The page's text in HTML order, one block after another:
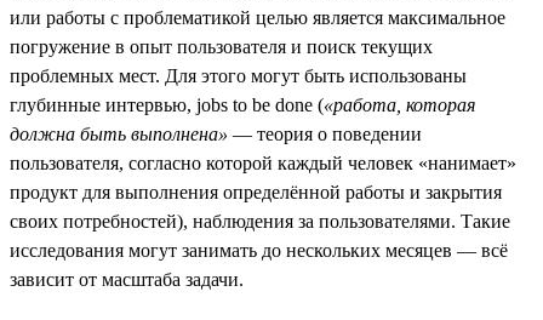
или работы с проблематикой целью является максимальное
погружение в опыт пользователя и поиск текущих
проблемных мест. Для этого могут быть использованы
глубинные интервью, jobs to be done («работа, которая
должна быть выполнена» — теория о поведении
пользователя, согласно которой каждый человек «нанимает»
продукт для выполнения определённой работы и закрытия
своих потребностей), наблюдения за пользователями. Такие
исследования могут занимать до нескольких месяцев — всё
зависит от масштаба задачи.